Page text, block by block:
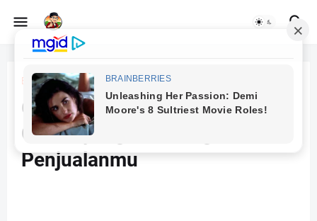
Beranda Online
6 Ide Promo 17 Agustus
Online yang Bisa Tingkatkan
Penjualanmu